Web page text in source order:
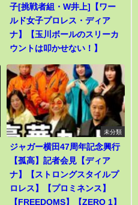
子[挑戦者組・W井上]【ワー
ルド女子プロレス・ディア
ナ】【玉川ボールのスリーカ
ウントは叩かせない！】
未分類
ジャガー横田47周年記念興行
【孤高】記者会見【ディア
ナ】【ストロングスタイルプ
ロレス】【プロミネンス】
【FREEDOMS】【ZERO 1】